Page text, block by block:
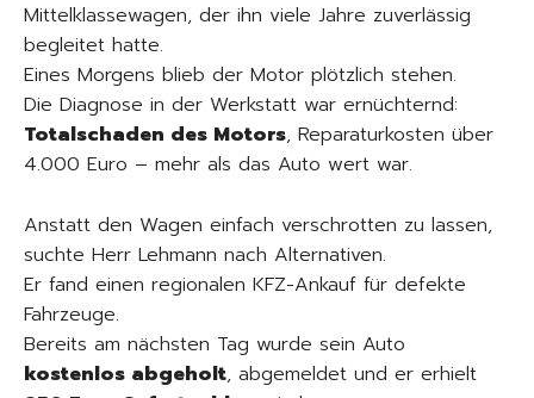
Mittelklassewagen, der ihn viele Jahre zuverlässig
begleitet hatte.
Eines Morgens blieb der Motor plötzlich stehen.
Die Diagnose in der Werkstatt war ernüchternd:
Totalschaden des Motors, Reparaturkosten über
4.000 Euro – mehr als das Auto wert war.
Anstatt den Wagen einfach verschrotten zu lassen,
suchte Herr Lehmann nach Alternativen.
Er fand einen regionalen KFZ-Ankauf für defekte
Fahrzeuge.
Bereits am nächsten Tag wurde sein Auto
kostenlos abgeholt, abgemeldet und er erhielt